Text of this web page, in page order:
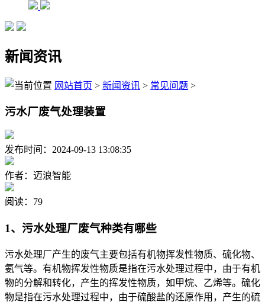
新闻资讯
网站首页 > 新闻资讯 > 常见问题 >
污水厂废气处理装置
发布时间：2024-09-13 13:08:35
作者：迈浪智能
阅读：79
1、污水处理厂废气种类有哪些
污水处理厂产生的废气主要包括有机物挥发性物质、硫化物、
氨气等。有机物挥发性物质是指在污水处理过程中，由于有机
物的分解和转化，产生的挥发性物质，如甲烷、乙烯等。硫化
物是指在污水处理过程中，由于硫酸盐的还原作用，产生的硫